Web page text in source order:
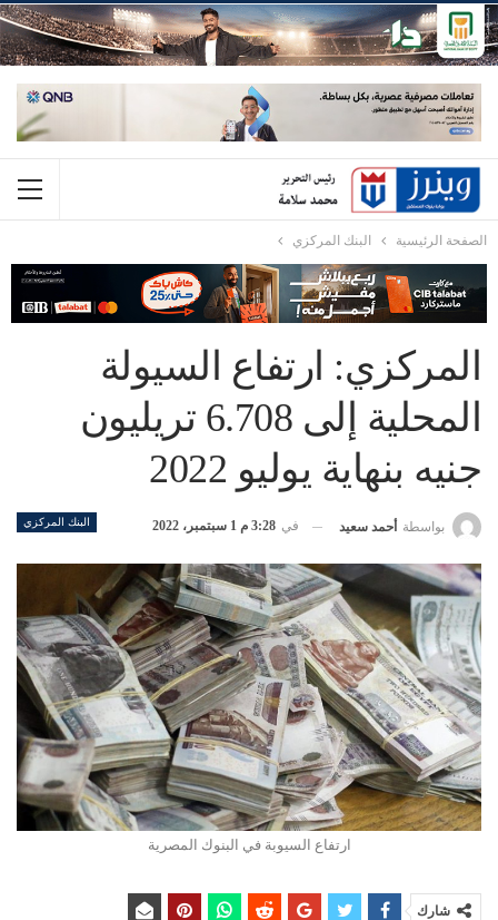
الصفحة الرئيسية البنك المركزي
المركزي: ارتفاع السيولة
المحلية إلى 6.708 تريليون
جنيه بنهاية يوليو 2022
البنك المركزي بواسطة أحمد سعيد في 3:28 م 1 سبتمبر، 2022
ارتفاع السيوبة في البنوك المصرية
شارك